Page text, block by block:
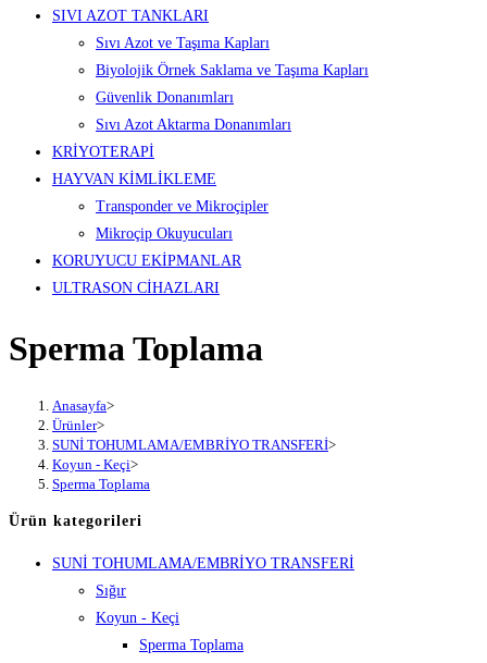
SIVI AZOT TANKLARI
Sıvı Azot ve Taşıma Kapları
Biyolojik Örnek Saklama ve Taşıma Kapları
Güvenlik Donanımları
Sıvı Azot Aktarma Donanımları
KRİYOTERAPİ
HAYVAN KİMLİKLEME
Transponder ve Mikroçipler
Mikroçip Okuyucuları
KORUYUCU EKİPMANLAR
ULTRASON CİHAZLARI
Sperma Toplama
Anasayfa>
Ürünler>
SUNİ TOHUMLAMA/EMBRİYO TRANSFERİ>
Koyun - Keçi>
Sperma Toplama
Ürün kategorileri
SUNİ TOHUMLAMA/EMBRİYO TRANSFERİ
Sığır
Koyun - Keçi
Sperma Toplama